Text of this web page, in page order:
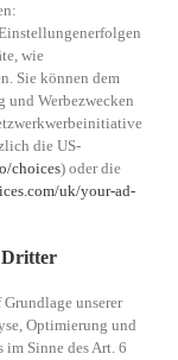
wie
Sie können dem
und Werbezwecken
die US-
choices) oder die
uk/your-ad-
Dritter
unserer
Optimierung und
Sinne des Art. 6